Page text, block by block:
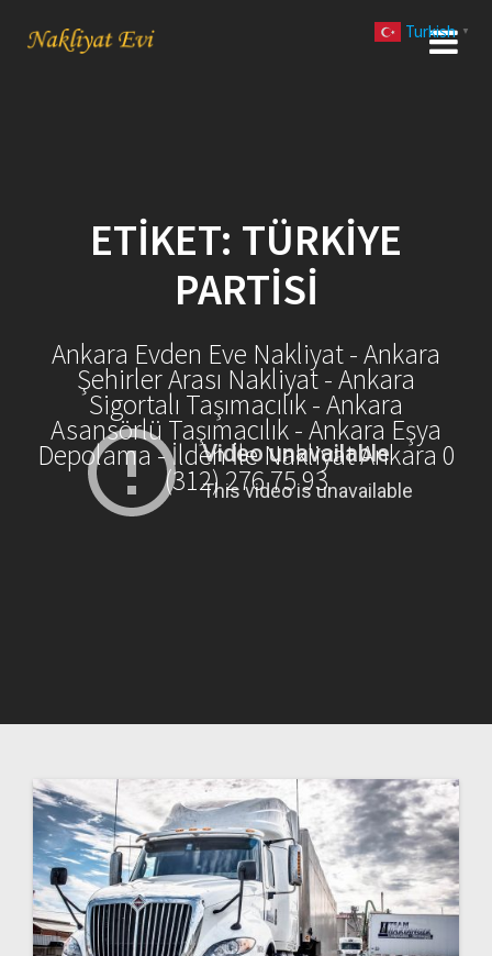
ETIKET: TÜRKIYE
PARTISI
Ankara Evden Eve Nakliyat - Ankara
Şehirler Arası Nakliyat - Ankara
Sigortalı Taşımacılık - Ankara
Asansörlü Taşımacılık - Ankara Eşya
Depolama - İlden İle Nakliyat Ankara 0
(312) 276 75 93
Turkish ▼